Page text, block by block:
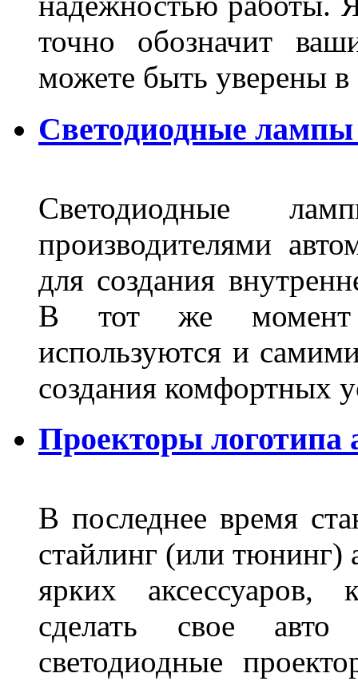
точно обозначит
можете быть уверены
Светодиодные
Светодиодные
производителями
для создания
В тот же момент
используются и
создания комфортных
Проекторы логотипа
В последнее время
стайлинг (или тюнинг)
ярких аксессуаров,
сделать свое
светодиодные